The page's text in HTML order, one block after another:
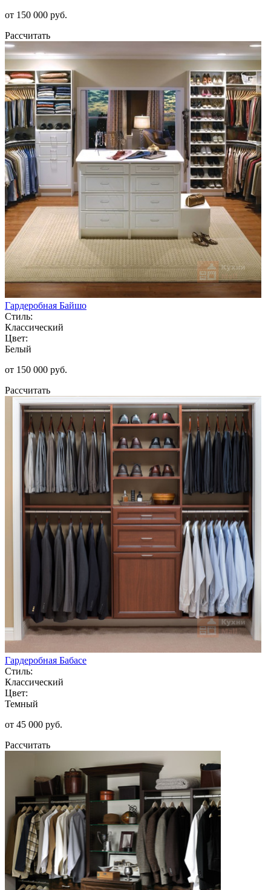
от 150 000 руб.
Рассчитать
Гардеробная Байшо
Стиль:
Классический
Цвет:
Белый
от 150 000 руб.
Рассчитать
Гардеробная Бабасе
Стиль:
Классический
Цвет:
Темный
от 45 000 руб.
Рассчитать